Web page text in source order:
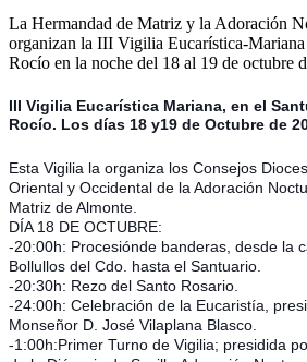
La Hermandad de Matriz y la Adoración
organizan la III Vigilia Eucarística-Mariana
Rocío en la noche del 18 al 19 de octubre
III Vigilia Eucarística Mariana, en el
Rocío. Los días 18 y19 de Octubre de
Esta Vigilia la organiza los Consejos
Oriental y Occidental de la Adoración
Matriz de Almonte.
DÍA 18 DE OCTUBRE:
-20:00h: Procesiónde banderas, desde la
Bollullos del Cdo. hasta el Santuario.
-20:30h: Rezo del Santo Rosario.
-24:00h: Celebración de la Eucaristía,
Monseñor D. José Vilaplana Blasco.
-1:00h:Primer Turno de Vigilia; presidida
¿Cuándo se construyó la primera
El traslado cada siete años
¿Cuales son los actos principales
Rocío?
En el Rocío, ¿dónde me alojo?